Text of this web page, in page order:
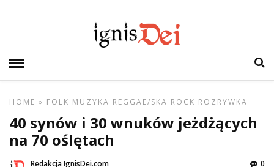
HOME » FOLK MUZYKA REGGAE/SKA ROCK ROZRYWKA
40 synów i 30 wnuków jeżdżących
na 70 oślętach
Redakcja IgnisDei.com 0